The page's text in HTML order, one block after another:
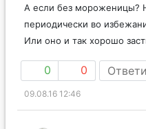
А если без мороженицы?
периодически во
Или оно и так хорошо
0 0
09.08.16 12:46